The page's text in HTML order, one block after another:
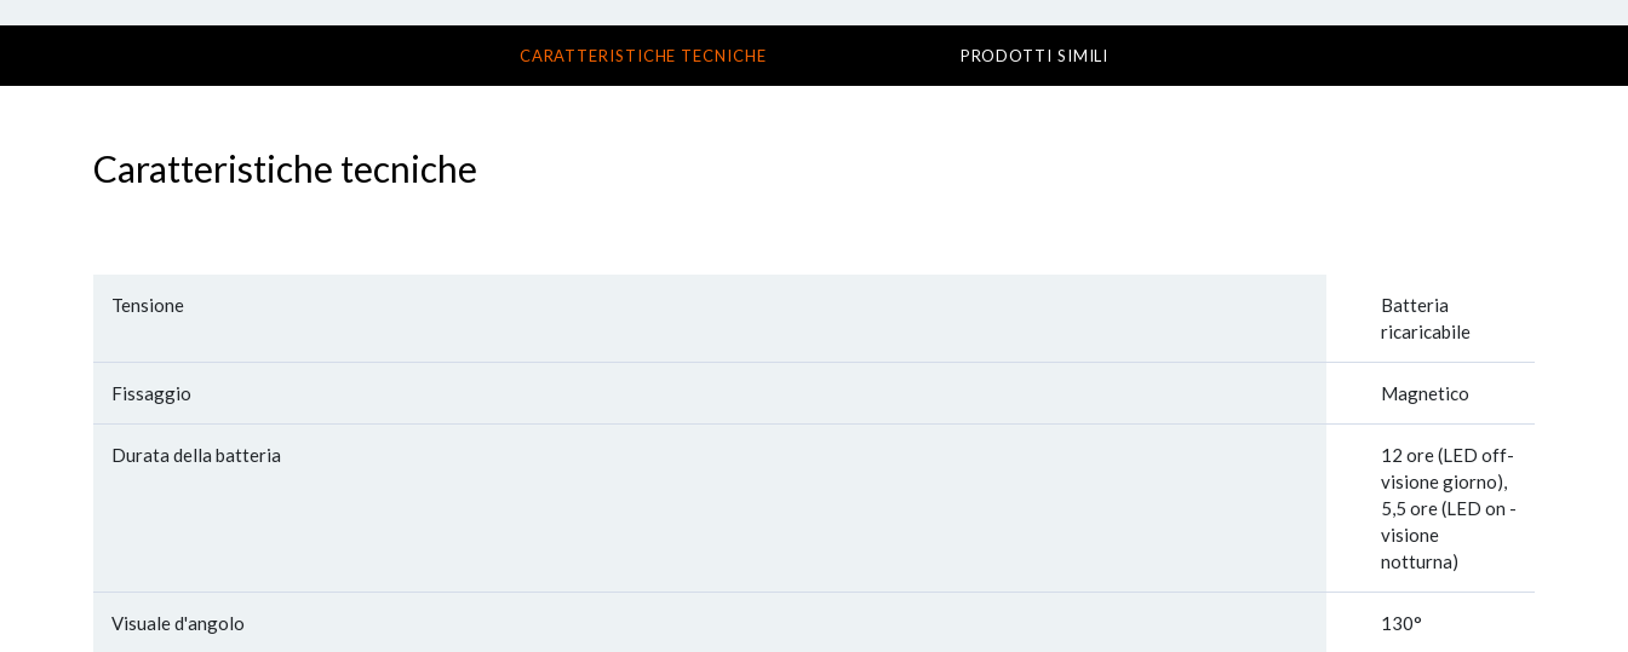
CARATTERISTICHE TECNICHE PRODOTTI SIMILI
Caratteristiche tecniche
Tensione
Batteria
ricaricabile
Fissaggio Magnetico
Durata della batteria
12 ore (LED off-
visione giorno),
5,5 ore (LED on -
visione
notturna)
Visuale d'angolo 130°